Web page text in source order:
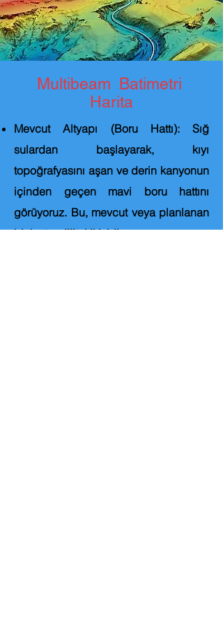
Multibeam Batimetri
Harita
Mevcut Altyapı (Boru Hattı): Sığ
sulardan başlayarak, kıyı
topoğrafyasını aşan ve derin kanyonun
içinden geçen mavi boru hattını
görüyoruz. Bu, mevcut veya planlanan
bir hattın dijital ikizidir.